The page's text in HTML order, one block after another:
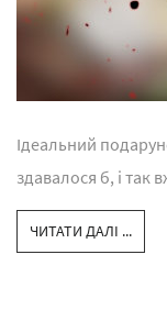
Ідеальний
здавалося б, і так
ЧИТАТИ ДАЛІ ...